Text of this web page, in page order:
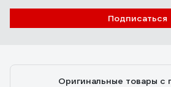
Подписаться
Оригинальные товары с